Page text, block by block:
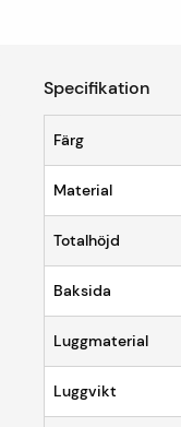
Specifikation
Färg
Material
Totalhöjd
Baksida
Luggmaterial
Luggvikt